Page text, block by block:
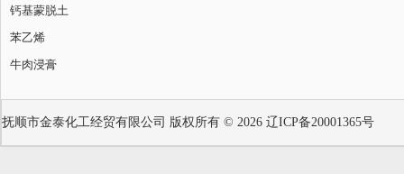
钙基蒙脱土
苯乙烯
牛肉浸膏
抚顺市金泰化工经贸有限公司 版权所有 © 2026 辽ICP备20001365号